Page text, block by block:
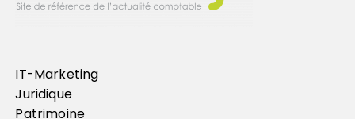
IT-Marketing
Juridique
Patrimoine